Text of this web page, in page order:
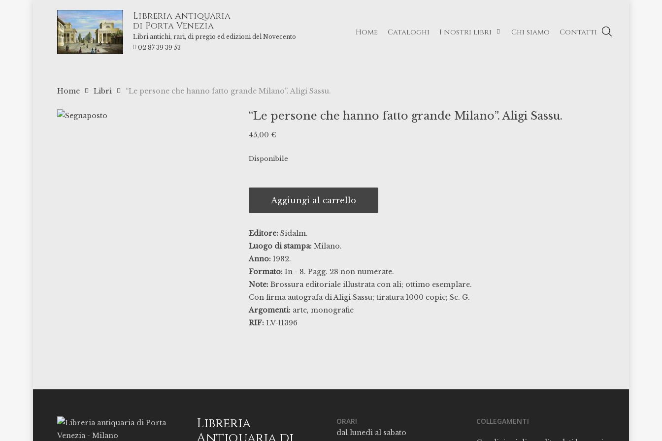
Libreria Antiquaria
di Porta Venezia
Libri antichi, rari, di pregio ed edizioni del Novecento
02 87 39 39 53
Home Cataloghi I nostri libri Chi siamo Contatti
Home Libri “Le persone che hanno fatto grande Milano”. Aligi Sassu.
“Le persone che hanno fatto grande Milano”. Aligi Sassu.
45,00 €
Disponibile
Aggiungi al carrello
Editore: Sidalm.
Luogo di stampa: Milano.
Anno: 1982.
Formato: In - 8. Pagg. 28 non numerate.
Note: Brossura editoriale illustrata con ali; ottimo esemplare.
Con firma autografa di Aligi Sassu; tiratura 1000 copie; Sc. G.
Argomenti: arte, monografie
RIF: LV-11396
Libreria
ORARI
dal lunedì al sabato
COLLEGAMENTI